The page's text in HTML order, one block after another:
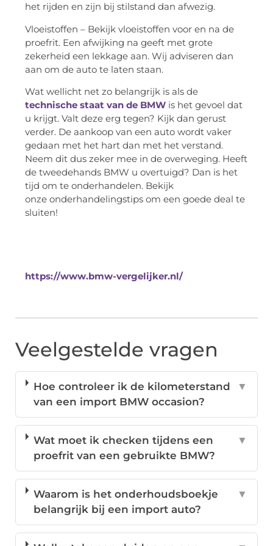
het rijden en zijn bij stilstand dan afwezig.
Vloeistoffen – Bekijk vloeistoffen voor en na de
proefrit. Een afwijking na geeft met grote
zekerheid een lekkage aan. Wij adviseren dan
aan om de auto te laten staan.
Wat wellicht net zo belangrijk is als de
technische staat van de BMW is het gevoel dat
u krijgt. Valt deze erg tegen? Kijk dan gerust
verder. De aankoop van een auto wordt vaker
gedaan met het hart dan met het verstand.
Neem dit dus zeker mee in de overweging. Heeft
de tweedehands BMW u overtuigd? Dan is het
tijd om te onderhandelen. Bekijk
onze onderhandelingstips om een goede deal te
sluiten!
https://www.bmw-vergelijker.nl/
Veelgestelde vragen
Hoe controleer ik de kilometerstand
van een import BMW occasion?
▼
Wat moet ik checken tijdens een
proefrit van een gebruikte BMW?
▼
Waarom is het onderhoudsboekje
belangrijk bij een import auto?
▼